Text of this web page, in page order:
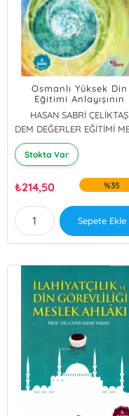
Osmanlı Yüksek Din
Eğitimi Anlayışının
Değişimi
HASAN SABRİ ÇELİKTAŞ
Stokta Var
₺214,50 %35
Sepete Ekle